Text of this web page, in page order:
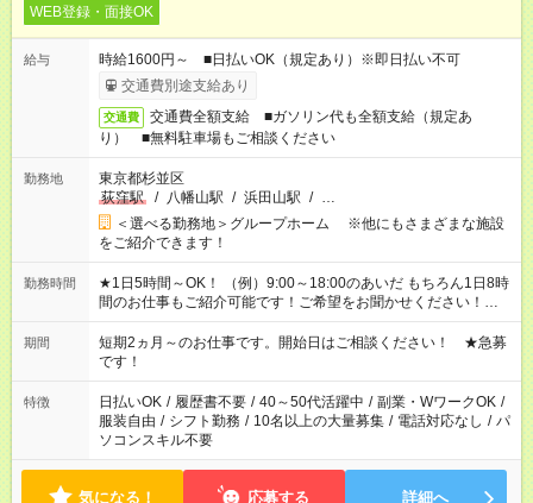
WEB登録・面接OK
給与
時給1600円～ ■日払いOK（規定あり）※即日払い不可
交通費別途支給あり
交通費
交通費全額支給 ■ガソリン代も全額支給（規定あ
り） ■無料駐車場もご相談ください
勤務地
東京都杉並区
荻窪駅
/ 八幡山駅 / 浜田山駅 / …
＜選べる勤務地＞グループホーム ※他にもさまざまな施設
をご紹介できます！
勤務時間
★1日5時間～OK！ （例）9:00～18:00のあいだ もちろん1日8時
間のお仕事もご紹介可能です！ご希望をお聞かせください！★家
庭の都合でお休みが必要な場合も遠慮なくご相談ください。 ※
週最低15時間以上の勤務が必要です
期間
短期2ヵ月～のお仕事です。開始日はご相談ください！ ★急募
です！
特徴 日払いOK / 履歴書不要 / 40～50代活躍中 / 副業・WワークOK /
服装自由 / シフト勤務 / 10名以上の大量募集 / 電話対応なし / パ
ソコンスキル不要
気になる！ 応募する 詳細へ